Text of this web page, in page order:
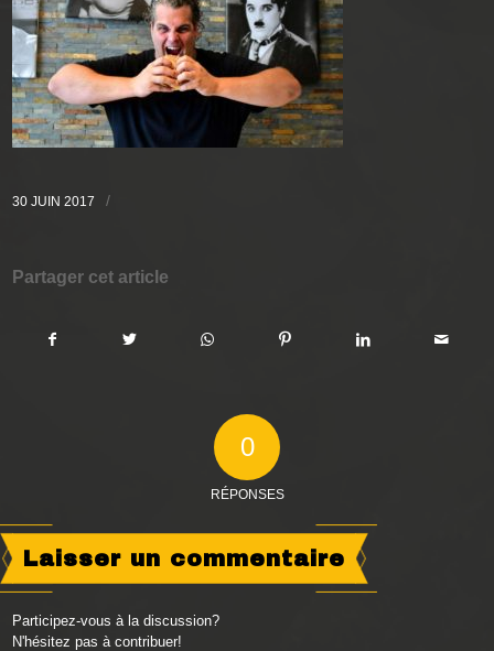
30 JUIN 2017 /
Partager cet article
0
RÉPONSES
Laisser un commentaire
Participez-vous à la discussion?
N'hésitez pas à contribuer!